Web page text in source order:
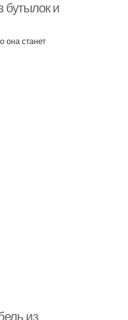
бутылок и
она станет
из